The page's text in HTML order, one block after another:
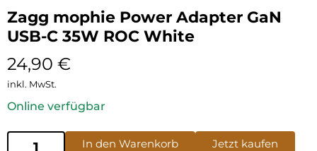
Zagg mophie Power Adapter GaN
USB-C 35W ROC White
24,90 €
inkl. MwSt.
Online verfügbar
In den Warenkorb Jetzt kaufen